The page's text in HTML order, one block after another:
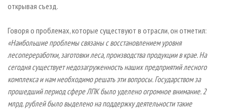
открывая съезд.
Говоря о проблемах, которые существуют в отрасли, он отметил:
«Наибольшие проблемы связаны с восстановлением уровня
лесопереработки, заготовки леса, производства продукции в крае. На
сегодня существует недозагруженность наших предприятий лесного
комплекса и нам необходимо решать эти вопросы. Государством за
прошедший период сфере ЛПК было уделено огромное внимание. 2
млрд. рублей было выделено на поддержку деятельности такие